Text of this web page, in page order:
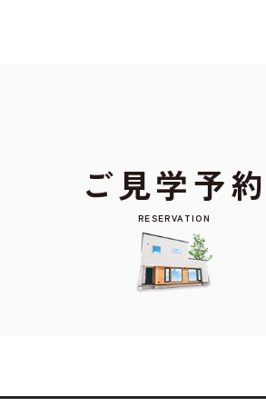
ご見学予約
RESERVATION